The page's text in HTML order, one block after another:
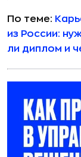
По теме:
из России:
ли диплом и